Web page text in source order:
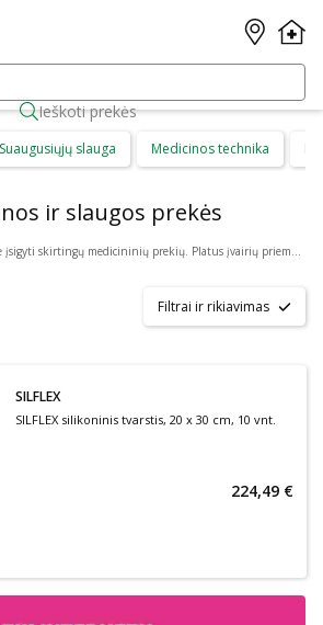
Ieškoti prekės
Suaugusiųjų slauga Medicinos technika
ir slaugos prekės
Internetinėje vaistinėje galite įsigyti skirtingų medicininių prekių. Platus įvairių priemonių ir technikos pasirinkimas leis visiems pirkėjams lengviau rasti tai, ko jie ieško. Šioje prekių kategorijoje yra daugybė skirtingų medicinos priemonių ir priedų, pradedant specialiais kremais ir pleistrais, baigiant kapsulėmis ar drėkinančiais akių lašais. Jeigu jums sunku apsispręsti, kurie produktai būtų geriausias ar tinkamiausias pasirinkimas, mūsų konsultantai gali jums patarti nuotoliniu būdu: internetu aktyviame pokalbio lange, el. paštu ar telefonu.
Filtrai ir rikiavimas
SILFLEX
SILFLEX silikoninis tvarstis, 20 x 30 cm, 10 vnt.
224,49 €